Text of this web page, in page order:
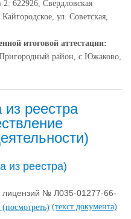
622926, Свердловская
ул. Советская,
итоговой аттестации:
Пригородный район, с.Южаково,
реестра
из реестра)
лицензий № Л035-01277-66-
(посмотреть) (текст документа)